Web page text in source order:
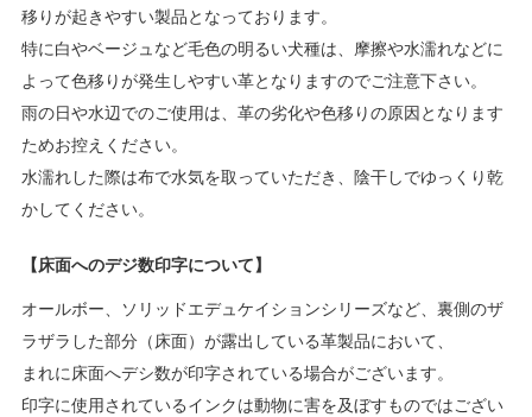
移りが起きやすい製品となっております。
特に白やベージュなど毛色の明るい犬種は、摩擦や水濡れなどに
よって色移りが発生しやすい革となりますのでご注意下さい。
雨の日や水辺でのご使用は、革の劣化や色移りの原因となります
ためお控えください。
水濡れした際は布で水気を取っていただき、陰干しでゆっくり乾
かしてください。
【床面へのデジ数印字について】
オールボー、ソリッドエデュケイションシリーズなど、裏側のザ
ラザラした部分（床面）が露出している革製品において、
まれに床面へデシ数が印字されている場合がございます。
印字に使用されているインクは動物に害を及ぼすものではござい